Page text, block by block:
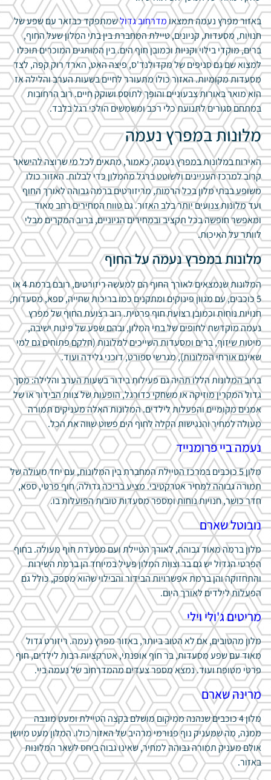
באזור מפרץ נעמה תמצאומדרחוב גדולשמתפקד כבזאר עם שפע של
חנויות, מסעדות, קניונים, טיילת המחברת בין בתי המלון שעל החוף,
ברים, מוקדי בילוי וקניות וכמובן חוף הים. בין המותגים המוכרים תוכלו
למצוא שם גם סניפים של מקדולנד'ס, פיצה האט, הארד רוק קפה, לצד
מסעדות מקומיות. האזור כולו מתעורר לחיים בשעות הערב והלילה אז
הוא מואר באורות צבעוניים והופך לתוסס ושוקק חיים. רוב הרחובות
במתחם סגורים לתנועת כלי רכב ומשמשים הולכי רגל בלבד.
מלונות במפרץ נעמה
האירוח במלונות במפרץ נעמה, כאמור, מתאים לכל מי שרוצה להישאר
קרוב למרכז העניינים ולשוטט ברגל מהמלון כדי לבלות. האזור כולו
משופע בבתי מלון בכל הרמות, מריזורטים ברמה גבוהה לאורך החוף
ועד מלונות צנועים יותר בלב האזור. גם טווח המחירים רחב מאוד
ומאפשר חופשה בכל תקציב ובמחירים הגיוניים, ברוב המקרים מבלי
לוותר על האיכות.
מלונות במפרץ נעמה על החוף
המלונות שנמצאים לאורך החוף הם למעשה ריזורטים, רובם ברמת 4 או
5 כוכבים, עם מגוון פינוקים ומתקנים כמו בריכות שחייה, ספא, מסעדות,
חנויות נוחות וכמובן רצועת חוף פרטית. רוב רצועת החוף של מפרץ
נעמה מוקדשת לחופים של בתי המלון, ובהם שפע של פינות ישיבה,
מיטות שיזוף, ברים ומסעדות השייכים למלונות (חלקם פתוחים גם למי
שאינם אורחי המלונות), מגרשי ספורט, דוכני גלידה ועוד.
ברוב המלונות הללו תהיה גם פעילות בידור בשעות הערב והלילה: מסך
גדול המקרין מוזיקה או משחקי כדורגל, הופעות של צוות הבידור או של
אמנים מקומיים והפעלות לילדים. המלונות האלה מעניקים תמורה
מעולה למחיר והנגישות הקלה לחוף הים פשוט שווה את הכל.
נעמה ביי פרומנייד
מלון 5 כוכבים במרכז הטיילת המחברת בין המלונות, עם יחד מעולה של
תמורה גבוהה למחיר אטרקטיבי. מציע בריכה גדולה, חוף פרטי, ספא,
חדר כושר, חנויות נוחות ומספר מסעדות טובות הפועלות בו.
נובוטל שארם
מלון ברמה מאוד גבוהה, לאורך הטיילת ועם מסעדת חוף מעולה. בחוף
הפרטי הגדול יש גם בר וצוות המלון פעיל במיוחד הן ברמת השירות
והתחזוקה והן ברמת אפשרויות הבידור והבילוי שהוא מספק, כולל גם
הפעלות לילדים לאורך היום.
מריטים ג'ולי וילי
מלון מהטובים, אם לא הטוב ביותר, באזור מפרץ נעמה. ריזורט גדול
מאוד עם שפע מסעדות, בר חוף אופנתי, אטרקציות רבות לילדים, חוף
פרטי מטופח ועוד. נמצא מספר צעדים מהמדרחוב של נעמה ביי.
מרינה שארם
מלון 4 כוכבים שנהנה ממיקום מושלם בקצה הטיילת ומעט מוגבה
ממנה, מה שמעניק נוף פנורמי מרהיב של האזור כולו. המלון מעט מיושן
אולם מעניק תמורה גבוהה למחיר, שאינו גבוה ביחס לשאר המלונות
באזור.